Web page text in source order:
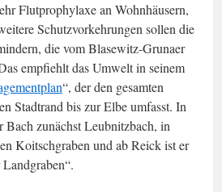
Flutprophylaxe an Wohnhäusern,
Schutzvorkehrungen sollen die
die vom Blasewitz-Grunaer
empfiehlt das Umwelt in seinem
“, der den gesamten
Stadtrand bis zur Elbe umfasst. In
Bach zunächst Leubnitzbach, in
Koitschgraben und ab Reick ist er